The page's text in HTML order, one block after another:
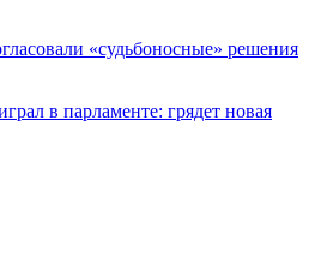
«судьбоносные» решения
в парламенте: грядет новая